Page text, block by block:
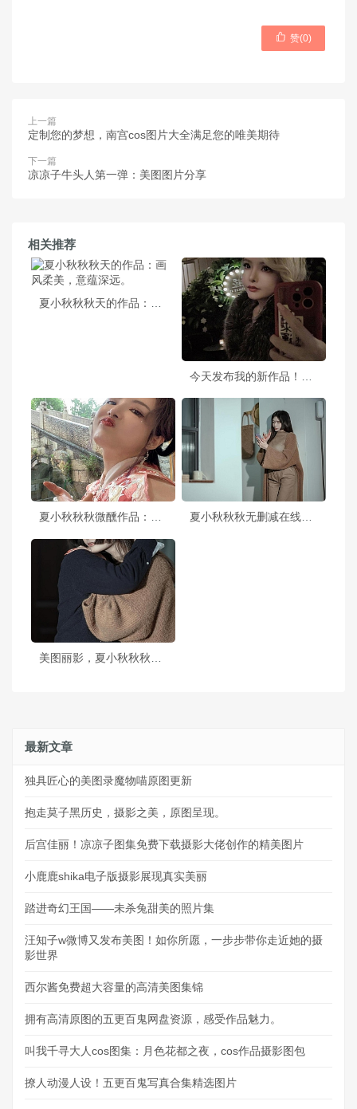
 赞(0)
上一篇
定制您的梦想，南宫cos图片大全满足您的唯美期待
下一篇
凉凉子牛头人第一弹：美图图片分享
相关推荐
夏小秋秋秋无删减在线看摄影照片，唯美绝伦
最新文章
独具匠心的美图录魔物喵原图更新
抱走莫子黑历史，摄影之美，原图呈现。
后宫佳丽！凉凉子图集免费下载摄影大佬创作的精美图片
小鹿鹿shika电子版摄影展现真实美丽
踏进奇幻王国——未杀兔甜美的照片集
汪知子w微博又发布美图！如你所愿，一步步带你走近她的摄
影世界
西尔酱免费超大容量的高清美图集锦
拥有高清原图的五更百鬼网盘资源，感受作品魅力。
叫我千寻大人cos图集：月色花都之夜，cos作品摄影图包
撩人动漫人设！五更百鬼写真合集精选图片